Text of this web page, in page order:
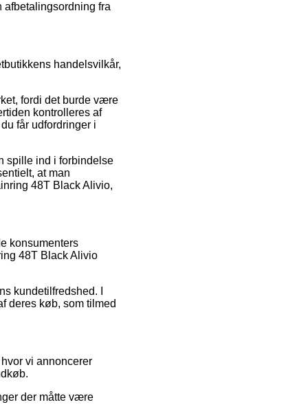
afbetalingsordning fra
handelsvilkår,
fordi det burde være
kontrolleres af
får udfordringer i
spille ind i forbindelse
at man
48T Black Alivio,
konsumenters
48T Black Alivio
kundetilfredshed. I
deres køb, som tilmed
vi annoncerer
der måtte være